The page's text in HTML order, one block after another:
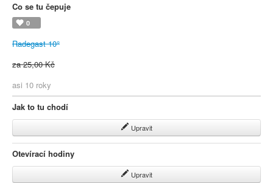
Co se tu čepuje
0
Radegast 10°
za 25,00 Kč
asi 10 roky
Jak to tu chodí
Upravit
Otevírací hodiny
Upravit